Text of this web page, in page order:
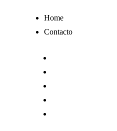
Home
Contacto